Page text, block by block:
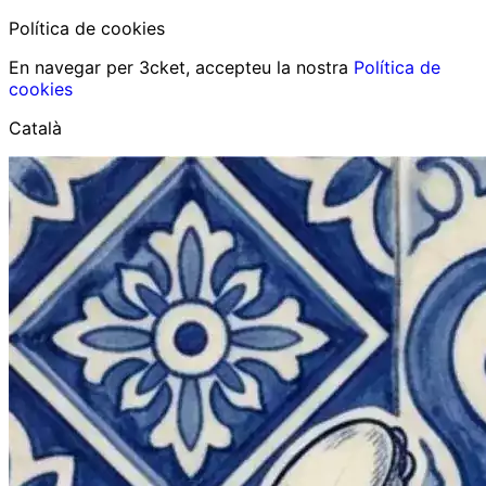
Política de cookies
En navegar per 3cket, accepteu la nostra Política de
cookies
Català